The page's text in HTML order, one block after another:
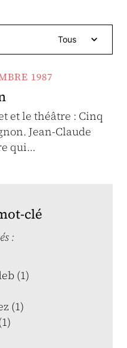
Tous
1987
et le théâtre : Cinq
Jean-Claude
qui…
clé
:
(1)
(1)